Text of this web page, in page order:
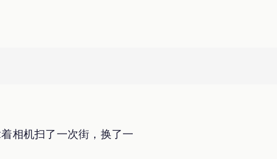
相机扫了一次街，换了一